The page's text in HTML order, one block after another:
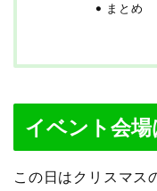
まとめ
イベント会
この日はクリスマス